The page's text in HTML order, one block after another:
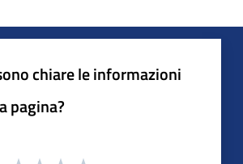
chiare le informazioni
pagina?